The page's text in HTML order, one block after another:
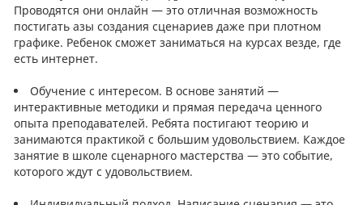
Проводятся они онлайн — это отличная возможность
постигать азы создания сценариев даже при плотном
графике. Ребенок сможет заниматься на курсах везде, где
есть интернет.
Обучение с интересом. В основе занятий —
интерактивные методики и прямая передача ценного
опыта преподавателей. Ребята постигают теорию и
занимаются практикой с большим удовольствием. Каждое
занятие в школе сценарного мастерства — это событие,
которого ждут с удовольствием.